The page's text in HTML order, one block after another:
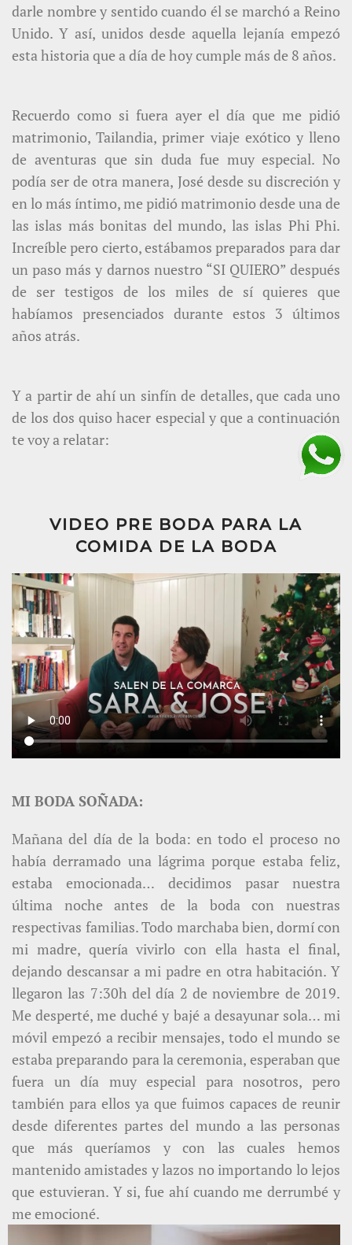
darle nombre y sentido cuando él se marchó a Reino
Unido. Y así, unidos desde aquella lejanía empezó
esta historia que a día de hoy cumple más de 8 años.
Recuerdo como si fuera ayer el día que me pidió
matrimonio, Tailandia, primer viaje exótico y lleno
de aventuras que sin duda fue muy especial. No
podía ser de otra manera, José desde su discreción y
en lo más íntimo, me pidió matrimonio desde una de
las islas más bonitas del mundo, las islas Phi Phi.
Increíble pero cierto, estábamos preparados para dar
un paso más y darnos nuestro “SI QUIERO” después
de ser testigos de los miles de sí quieres que
habíamos presenciados durante estos 3 últimos
años atrás.
Y a partir de ahí un sinfín de detalles, que cada uno
de los dos quiso hacer especial y que a continuación
te voy a relatar:
VIDEO PRE BODA PARA LA
COMIDA DE LA BODA
MI BODA SOÑADA:
Mañana del día de la boda: en todo el proceso no
había derramado una lágrima porque estaba feliz,
estaba emocionada… decidimos pasar nuestra
última noche antes de la boda con nuestras
respectivas familias. Todo marchaba bien, dormí con
mi madre, quería vivirlo con ella hasta el final,
dejando descansar a mi padre en otra habitación. Y
llegaron las 7:30h del día 2 de noviembre de 2019.
Me desperté, me duché y bajé a desayunar sola… mi
móvil empezó a recibir mensajes, todo el mundo se
estaba preparando para la ceremonia, esperaban que
fuera un día muy especial para nosotros, pero
también para ellos ya que fuimos capaces de reunir
desde diferentes partes del mundo a las personas
que más queríamos y con las cuales hemos
mantenido amistades y lazos no importando lo lejos
que estuvieran. Y si, fue ahí cuando me derrumbé y
me emocioné.